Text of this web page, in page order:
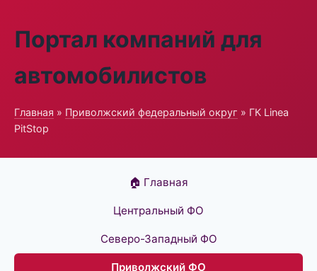
Портал компаний для
автомобилистов
Главная » Приволжский федеральный округ » ГК Linea
PitStop
🏠 Главная
Центральный ФО
Северо-Западный ФО
Приволжский ФО